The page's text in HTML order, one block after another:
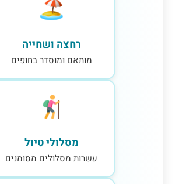
רחצה ושחייה
מותאם ומוסדר בחופים
מסלולי טיול
עשרות מסלולים מסומנים